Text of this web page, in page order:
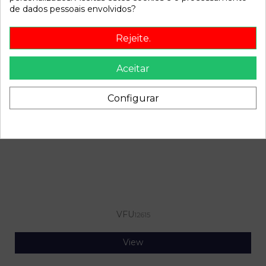
VFU
VFU12615
View
de dados pessoais envolvidos?
Rejeite.
Aceitar
Configurar